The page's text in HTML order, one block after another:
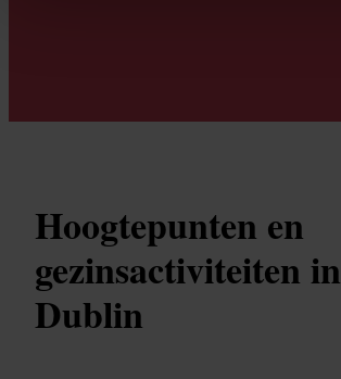
Hoogtepunten en
gezinsactiviteiten in
Dublin